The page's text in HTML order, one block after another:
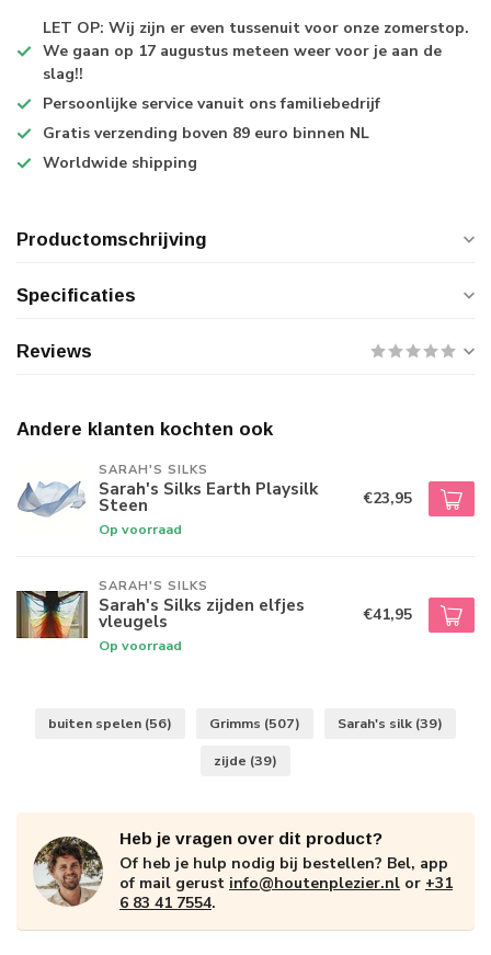
LET OP: Wij zijn er even tussenuit voor onze zomerstop.
We gaan op 17 augustus meteen weer voor je aan de
slag!!
Persoonlijke service vanuit ons familiebedrijf
Gratis verzending boven 89 euro binnen NL
Worldwide shipping
Productomschrijving
Specificaties
Reviews
Andere klanten kochten ook
SARAH'S SILKS
Sarah's Silks Earth Playsilk
Steen
Op voorraad
€23,95
SARAH'S SILKS
Sarah's Silks zijden elfjes
vleugels
Op voorraad
€41,95
buiten spelen (56) Grimms (507) Sarah's silk (39)
zijde (39)
Heb je vragen over dit product?
Of heb je hulp nodig bij bestellen? Bel, app
of mail gerust info@houtenplezier.nl or +31
6 83 41 7554.